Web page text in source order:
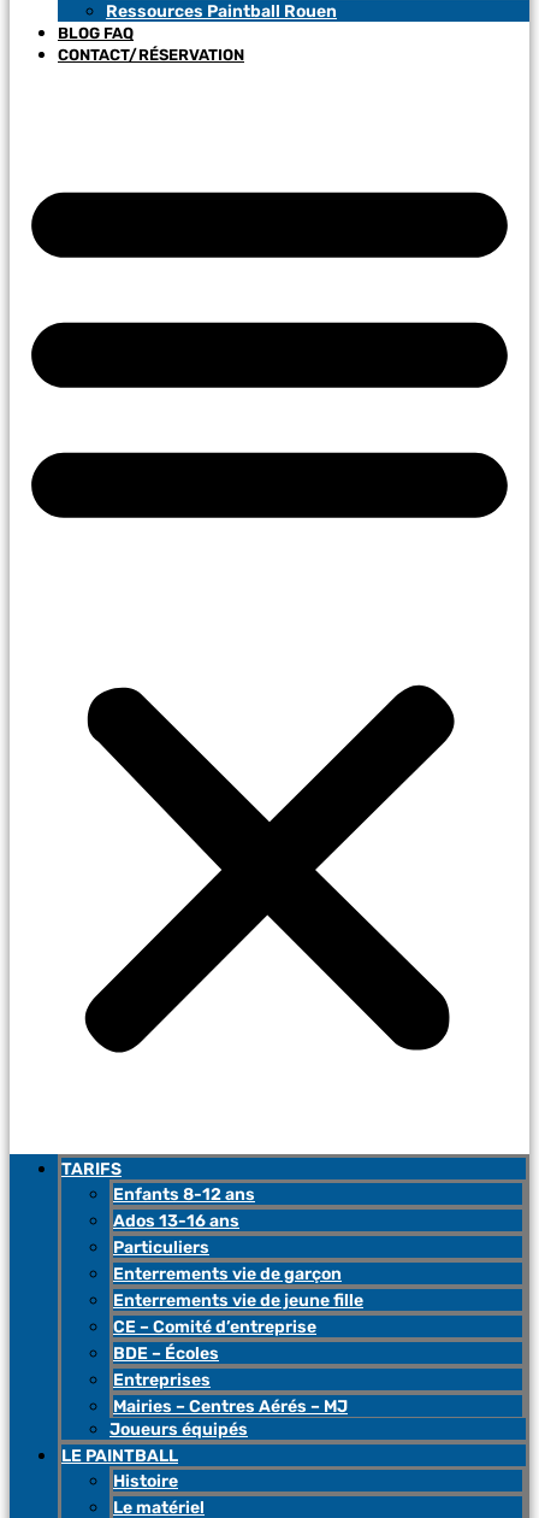
Ressources Paintball Rouen
BLOG FAQ
CONTACT/RÉSERVATION
TARIFS
Enfants 8-12 ans
Ados 13-16 ans
Particuliers
Enterrements vie de garçon
Enterrements vie de jeune fille
CE – Comité d’entreprise
BDE – Écoles
Entreprises
Mairies – Centres Aérés – MJ
Joueurs équipés
LE PAINTBALL
Histoire
Le matériel